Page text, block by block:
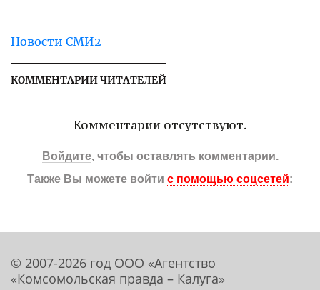
Новости СМИ2
КОММЕНТАРИИ ЧИТАТЕЛЕЙ
Комментарии отсутствуют.
Войдите, чтобы оставлять комментарии.
Также Вы можете войти с помощью соцсетей:
© 2007-2026 год ООО «Агентство
«Комсомольская правда – Калуга»